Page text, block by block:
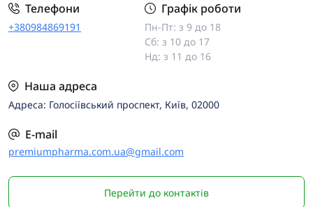
Телефони
+380984869191
Графік роботи
Пн-Пт: з 9 до 18
Сб: з 10 до 17
Нд: з 11 до 16
Наша адреса
Адреса: Голосіївський проспект, Київ, 02000
E-mail
premiumpharma.com.ua@gmail.com
Перейти до контактів